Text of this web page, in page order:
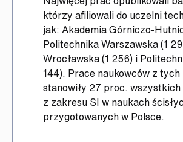
którzy afiliowali do uczelni
jak: Akademia Górniczo-
Politechnika Warszawska (1
Wrocławska (1 256) i
144). Prace naukowców z
stanowiły 27 proc.
z zakresu SI w naukach
przygotowanych w Polsce.